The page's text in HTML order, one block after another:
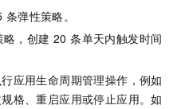
弹性策略。
，创建 20 条单天内触发时间
应用生命周期管理操作，例如
格、重启应用或停止应用。如